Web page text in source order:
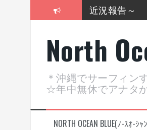
近況報告～
2025年もあ
ヤッチマッ
支部長就任
North
＊沖縄でサーフィン
☆年中無休でアナタ
NORTH OCEAN BLUE(ﾉ-ｽ